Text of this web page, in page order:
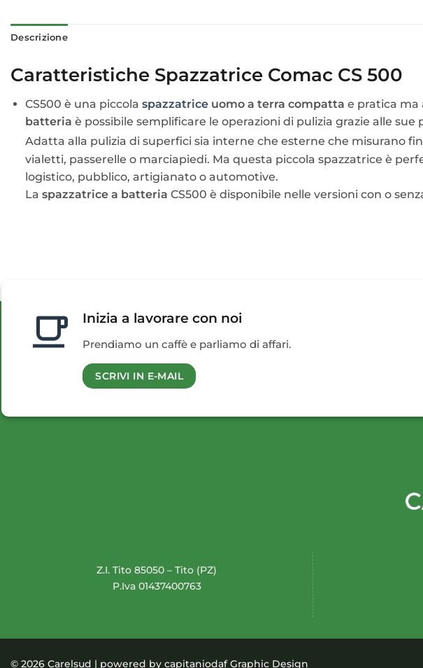
Descrizione
Caratteristiche Spazzatrice Comac CS 500
CS500 è una piccola spazzatriceuomo a terra compatta e pratica ma
batteria è possibile semplificare le operazioni di pulizia grazie alle
Adatta alla pulizia di superfici sia interne che esterne che misurano
vialetti, passerelle o marciapiedi. Ma questa piccola spazzatrice è
logistico, pubblico, artigianato o automotive.
La spazzatrice a batteria CS500 è disponibile nelle versioni con o
Inizia a lavorare con noi
Prendiamo un caffè e parliamo di affari.
SCRIVI IN E-MAIL
Z.I. Tito 85050 – Tito (PZ)
P.Iva 01437400763
© 2026 Carelsud | powered by capitaniodaf Graphic Design